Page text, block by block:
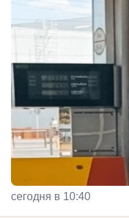
сегодня в 10:40